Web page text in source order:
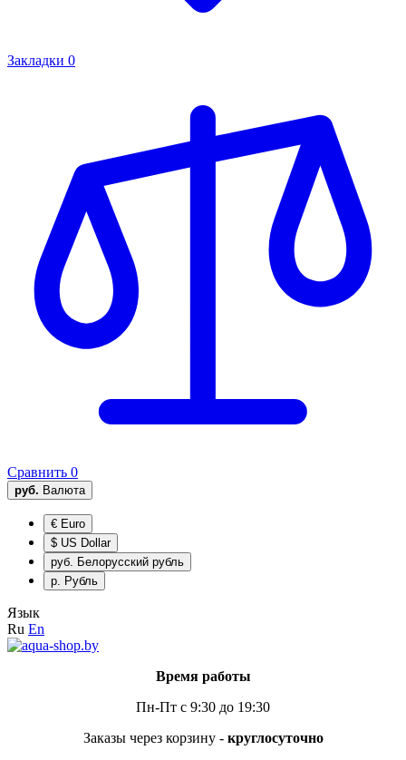
Закладки 0
Сравнить 0
руб. Валюта
€ Euro
$ US Dollar
руб. Белорусский рубль
р. Рубль
Язык
Ru En
Время работы
Пн-Пт с 9:30 до 19:30
Заказы через корзину - круглосуточно